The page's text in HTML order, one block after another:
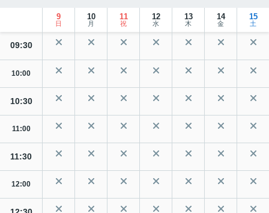
9
日
10
月
11
祝
12
水
13
木
14
金
15
土
09:30
10:00
10:30
11:00
11:30
12:00